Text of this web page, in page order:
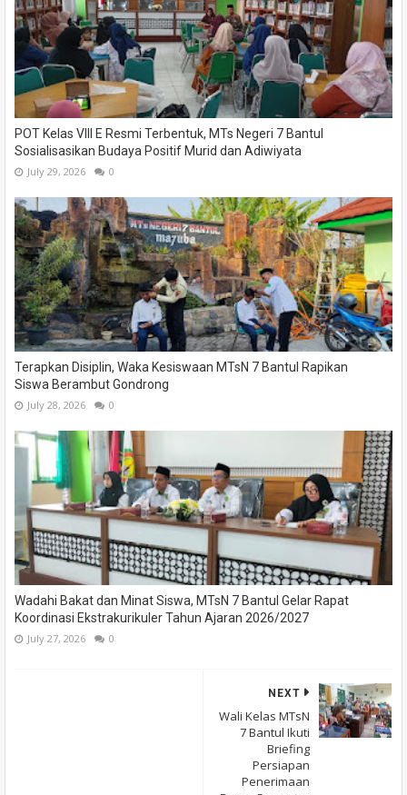
POT Kelas VIII E Resmi Terbentuk, MTs Negeri 7 Bantul
Sosialisasikan Budaya Positif Murid dan Adiwiyata
July 29, 2026 0
Terapkan Disiplin, Waka Kesiswaan MTsN 7 Bantul Rapikan
Siswa Berambut Gondrong
July 28, 2026 0
Wadahi Bakat dan Minat Siswa, MTsN 7 Bantul Gelar Rapat
Koordinasi Ekstrakurikuler Tahun Ajaran 2026/2027
July 27, 2026 0
NEXT
Wali Kelas MTsN
7 Bantul Ikuti
Briefing
Persiapan
Penerimaan